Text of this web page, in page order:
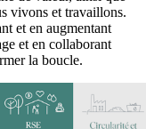
vivons et travaillons.
et en augmentant
et en collaborant
la boucle.